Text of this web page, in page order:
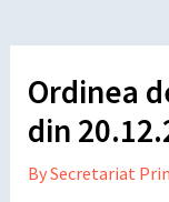
Ordinea
din
BySecretariat